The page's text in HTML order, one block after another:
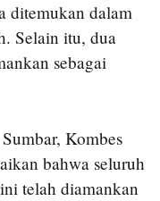
ditemukan dalam
Selain itu, dua
sebagai
Kombes
bahwa seluruh
telah diamankan